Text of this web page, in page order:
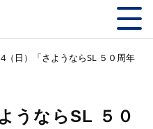
株式会社ノーザン
（日）「さようならSL ５０周年
うならSL ５０